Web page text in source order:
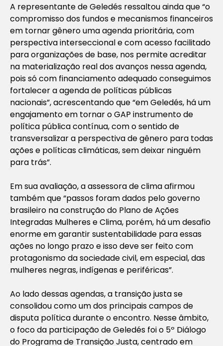
A representante de Geledés ressaltou ainda que “o
compromisso dos fundos e mecanismos financeiros
em tornar gênero uma agenda prioritária, com
perspectiva interseccional e com acesso facilitado
para organizações de base, nos permite acreditar
na materialização real dos avanços nessa agenda,
pois só com financiamento adequado conseguimos
fortalecer a agenda de políticas públicas
nacionais”, acrescentando que “em Geledés, há um
engajamento em tornar o GAP instrumento de
política pública contínua, com o sentido de
transversalizar a perspectiva de gênero para todas
ações e políticas climáticas, sem deixar ninguém
para trás”.
Em sua avaliação, a assessora de clima afirmou
também que “passos foram dados pelo governo
brasileiro na construção do Plano de Ações
Integradas Mulheres e Clima, porém, há um desafio
enorme em garantir sustentabilidade para essas
ações no longo prazo e isso deve ser feito com
protagonismo da sociedade civil, em especial, das
mulheres negras, indígenas e periféricas”.
Ao lado dessas agendas, a transição justa se
consolidou como um dos principais campos de
disputa política durante o encontro. Nesse âmbito,
o foco da participação de Geledés foi o 5º Diálogo
do Programa de Transição Justa, centrado em